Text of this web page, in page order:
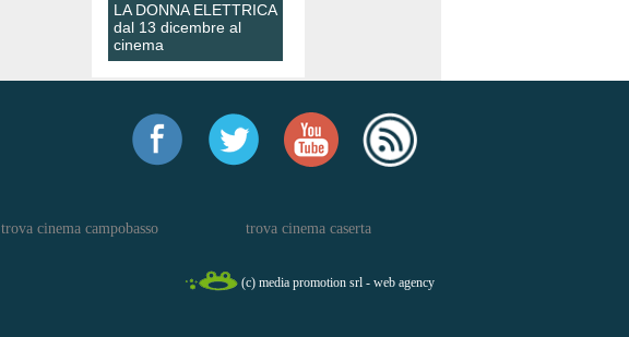
LA DONNA ELETTRICA
dal 13 dicembre al
cinema
trova cinema campobasso trova cinema caserta
(c) media promotion srl - web agency